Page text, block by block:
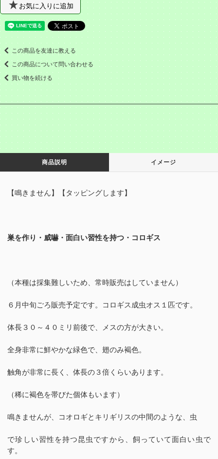
お気に入りに追加
この商品を友達に教える
この商品について問い合わせる
買い物を続ける
商品説明 イメージ
【鳴きません】【タッピングします】
巣を作り・威嚇・面白い習性を持つ・コロギス
（本種は採集難しいため、常時販売はしていません）
６月中旬ごろ販売予定です。コロギス成虫オス１匹です。
体長３０～４０ミリ前後で、メスの方が大きい。
全身非常に鮮やかな緑色で、翅のみ褐色。
触角が非常に長く、体長の３倍くらいあります。
（稀に褐色を帯びた個体もいます）
鳴きませんが、コオロギとキリギリスの中間のような、虫
で珍しい習性を持つ昆虫ですから、飼っていて面白い虫で
す。